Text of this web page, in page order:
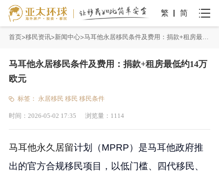
繁 简
首页 移民资讯 新闻中心 马耳他永居移民条件及费用：捐款+租房最低约14万欧元
马耳他永居移民条件及费用：捐款+租房最低约14万
欧元
标签： 永居移民 移民 移民条件
时间： 2026-05-02 17:35 浏览量： 1114
马耳他永久居留计划（MPRP）是马耳他政府推
出的官方合规移民项目，以低门槛、四代移民、